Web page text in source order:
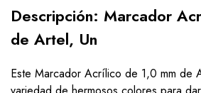
Descripción: Marcador
de Artel, Un
Este Marcador Acrílico de 1,0 mm de